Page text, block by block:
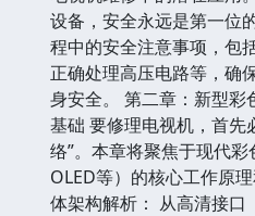
设备，安全永远是第一位
程中的安全注意事项，包
正确处理高压电路等，确
身安全。 第二章：新型彩
基础 要修理电视机，首先
络”。本章将聚焦于现代彩
OLED等）的核心工作原
体架构解析： 从高清接